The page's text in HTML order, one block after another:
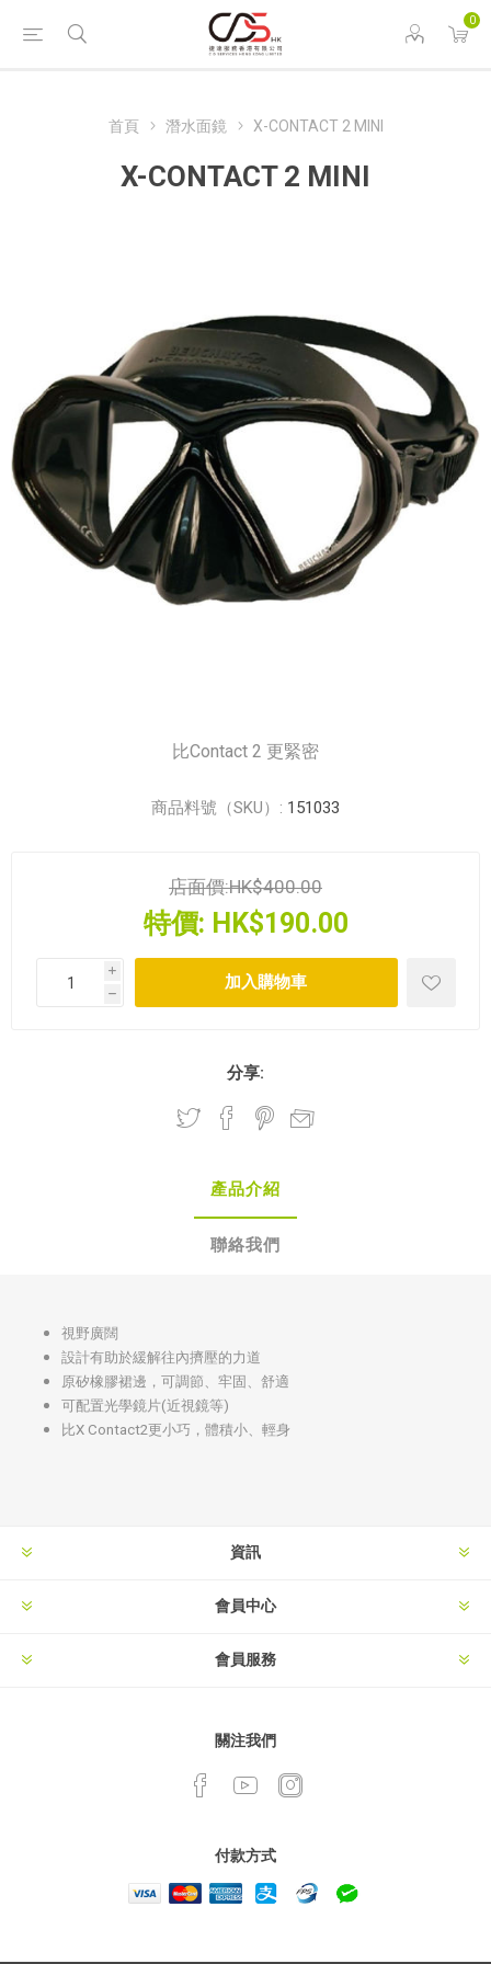
0
首頁 潛水面鏡 X-CONTACT 2 MINI
X-CONTACT 2 MINI
比Contact 2 更緊密
商品料號（SKU）: 151033
店面價:HK$400.00
特價: HK$190.00
i
h
分享:
產品介紹
聯絡我們
視野廣闊
設計有助於緩解往內擠壓的力道
原矽橡膠裙邊，可調節、牢固、舒適
可配置光學鏡片(近視鏡等)
比X Contact2更小巧，體積小、輕身
資訊
會員中心
會員服務
關注我們
付款方式